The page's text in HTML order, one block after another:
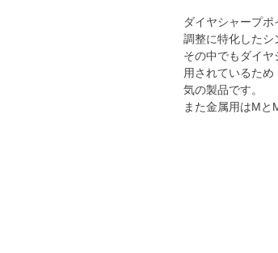
ダイヤシャープポ
調整に特化したシ
その中でもダイ
用されているた
気の製品です。
また金属用はMと